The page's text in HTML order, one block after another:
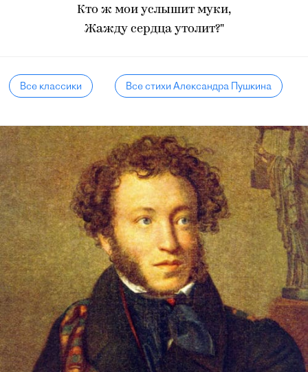
Кто ж мои услышит муки,
Жажду сердца утолит?"
Все классики Все стихи Александра Пушкина